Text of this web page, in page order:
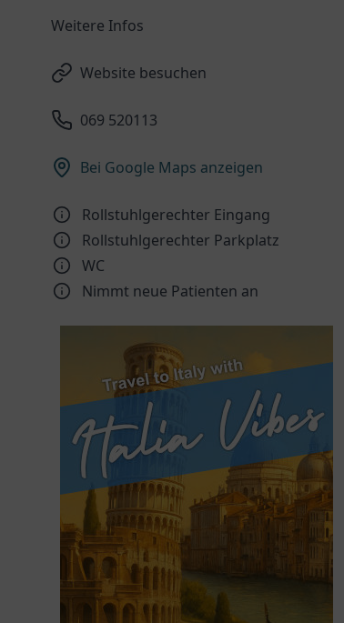
Weitere Infos
Website besuchen
069 520113
Bei Google Maps anzeigen
Rollstuhlgerechter Eingang
Rollstuhlgerechter Parkplatz
WC
Nimmt neue Patienten an